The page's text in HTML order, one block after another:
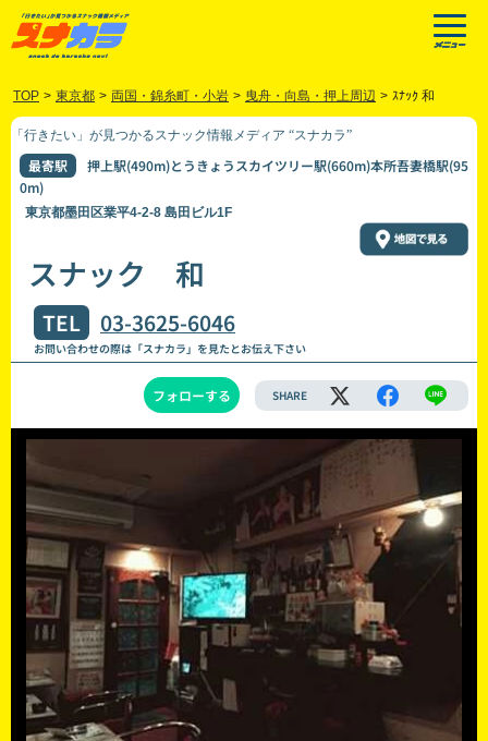
TOP > 東京都 > 両国・錦糸町・小岩 > 曳舟・向島・押上周辺 > ｽﾅｯｸ 和
「行きたい」が見つかるスナック情報メディア “スナカラ”
最寄駅
押上駅(490m)とうきょうスカイツリー駅(660m)本所吾妻橋駅(95
0m)
東京都墨田区業平4-2-8 島田ビル1F
スナック 和
TEL 03-3625-6046
お問い合わせの際は「スナカラ」を見たとお伝え下さい
フォローする SHARE